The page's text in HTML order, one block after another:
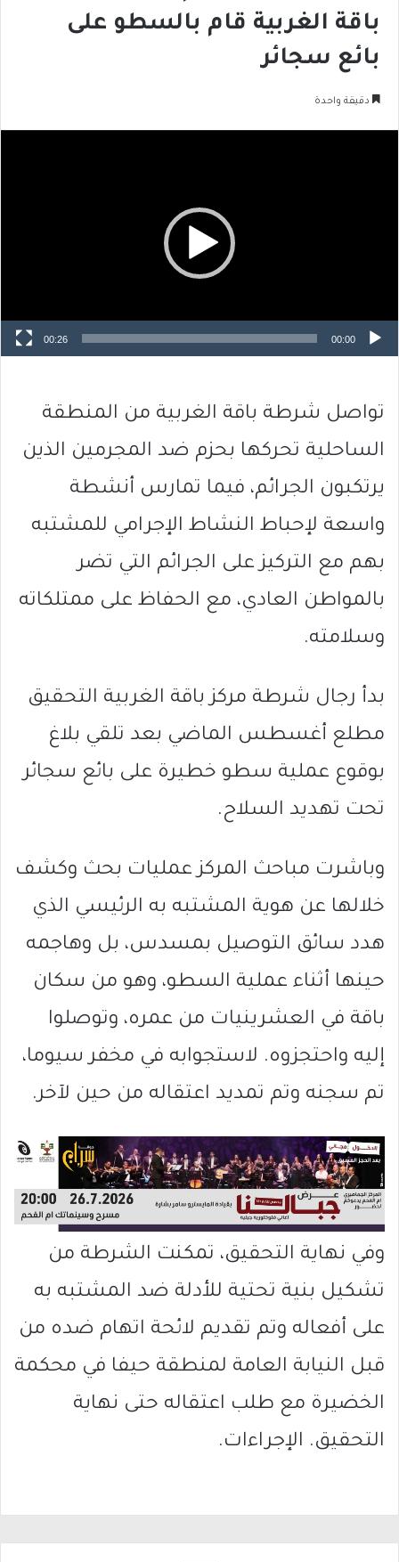
باقة الغربية قام بالسطو على
بائع سجائر
دقيقة واحدة
00:00
00:26
تواصل شرطة باقة الغربية من المنطقة
الساحلية تحركها بحزم ضد المجرمين الذين
يرتكبون الجرائم، فيما تمارس أنشطة
واسعة لإحباط النشاط الإجرامي للمشتبه
بهم مع التركيز على الجرائم التي تضر
بالمواطن العادي، مع الحفاظ على ممتلكاته
وسلامته.
بدأ رجال شرطة مركز باقة الغربية التحقيق
مطلع أغسطس الماضي بعد تلقي بلاغ
بوقوع عملية سطو خطيرة على بائع سجائر
تحت تهديد السلاح.
وباشرت مباحث المركز عمليات بحث وكشف
خلالها عن هوية المشتبه به الرئيسي الذي
هدد سائق التوصيل بمسدس، بل وهاجمه
حينها أثناء عملية السطو، وهو من سكان
باقة في العشرينيات من عمره، وتوصلوا
إليه واحتجزوه. لاستجوابه في مخفر سيوما،
تم سجنه وتم تمديد اعتقاله من حين لآخر.
وفي نهاية التحقيق، تمكنت الشرطة من
تشكيل بنية تحتية للأدلة ضد المشتبه به
على أفعاله وتم تقديم لائحة اتهام ضده من
قبل النيابة العامة لمنطقة حيفا في محكمة
الخضيرة مع طلب اعتقاله حتى نهاية
التحقيق. الإجراءات.